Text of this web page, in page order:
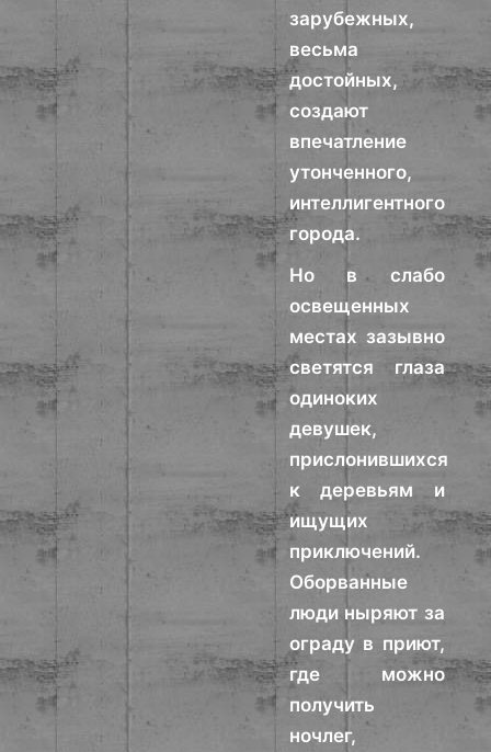
зарубежных,
весьма
достойных,
создают
впечатление
утонченного,
интеллигентного
города.
Но в слабо
освещенных
местах зазывно
светятся глаза
одиноких
девушек,
прислонившихся
к деревьям и
ищущих
приключений.
Оборванные
люди ныряют за
ограду в приют,
где можно
получить
ночлег,